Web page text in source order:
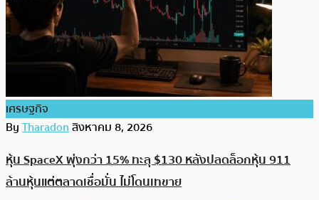
เศรษฐกิจ
ByTharadonสิงหาคม 8, 2026
หุ้น SpaceX พุ่งกว่า 15% ทะลุ $130 หลังปลดล็อกหุ้น 911
ล้านหุ้นแต่ตลาดเชื่อมั่น ไม่โดนเทขาย